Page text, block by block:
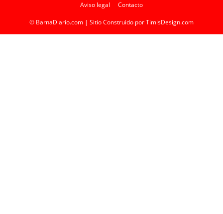
Aviso legal Contacto
© BarnaDiario.com | Sitio Construido porTimisDesign.com